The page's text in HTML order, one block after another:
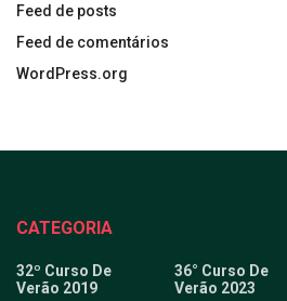
Feed de posts
Feed de comentários
WordPress.org
CATEGORIA
32º Curso De
Verão 2019
36° Curso De
Verão 2023